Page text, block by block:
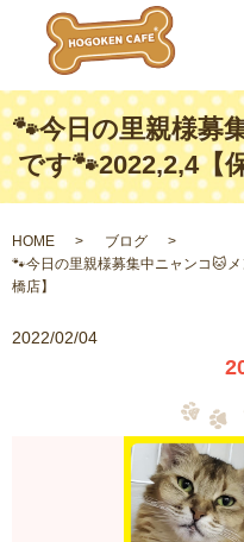
🐾今日の里親様募
です🐾2022,2,4【
HOME
ブログ
🐾今日の里親様募集中ニャンコ🐱
橋店】
2022/02/04